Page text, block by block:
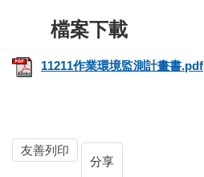
11211作業環境監測計畫書.pdf
友善列印
分享